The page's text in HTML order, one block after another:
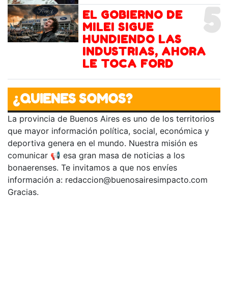
5
EL GOBIERNO DE
MILEI SIGUE
HUNDIENDO LAS
INDUSTRIAS, AHORA
LE TOCA FORD
¿QUIENES SOMOS?
La provincia de Buenos Aires es uno de los territorios
que mayor información política, social, económica y
deportiva genera en el mundo. Nuestra misión es
comunicar 📢 esa gran masa de noticias a los
bonaerenses. Te invitamos a que nos envíes
información a: redaccion@buenosairesimpacto.com
Gracias.